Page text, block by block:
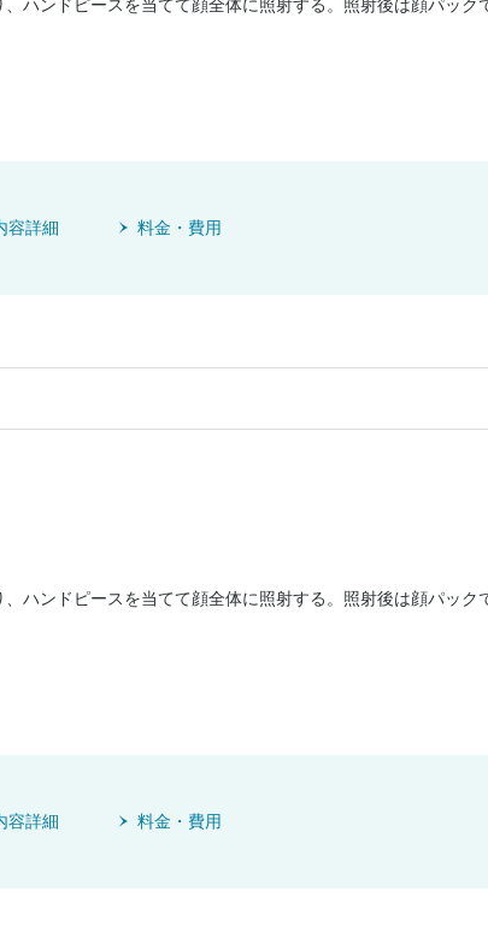
ハンドピースを当てて顔全体に照射する。照射後は顔パック
容詳細 料金・費用
ハンドピースを当てて顔全体に照射する。照射後は顔パック
容詳細 料金・費用